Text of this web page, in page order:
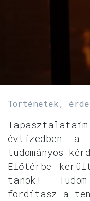
Történetek,
évtizedben a
tudományos
Előtérbe
tanok!
fordítasz a